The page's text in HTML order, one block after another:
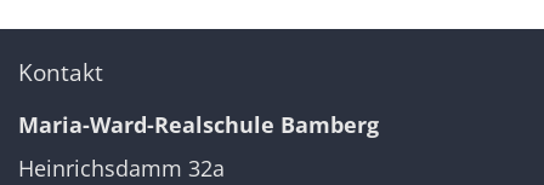
Kontakt
Maria-Ward-Realschule Bamberg
Heinrichsdamm 32a